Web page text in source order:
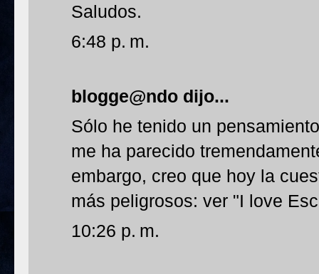
Saludos.
6:48 p. m.
blogge@ndo dijo...
Sólo he tenido un
me ha parecido
embargo, creo que hoy la
más peligrosos: ver "I love
10:26 p. m.